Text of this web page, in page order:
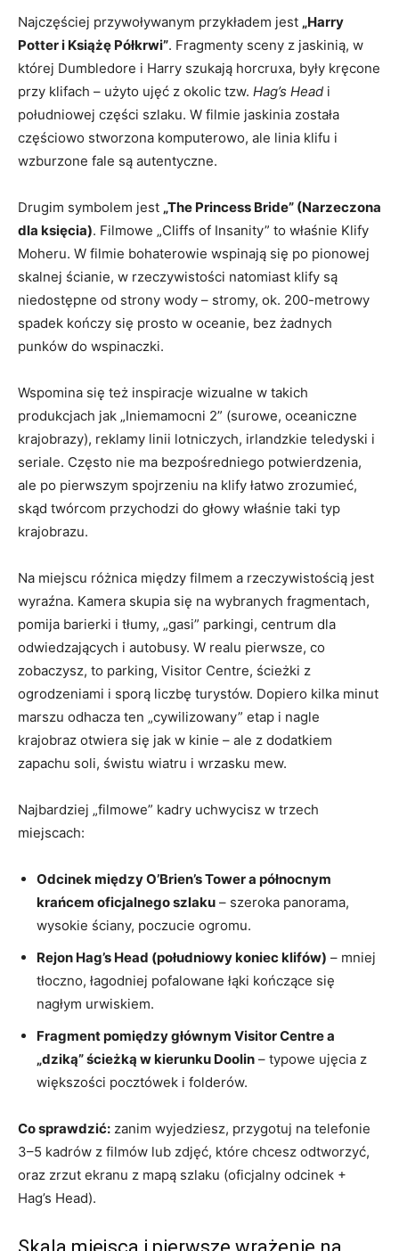
Najczęściej przywoływanym przykładem jest „Harry
Potter i Książę Półkrwi”. Fragmenty sceny z jaskinią, w
której Dumbledore i Harry szukają horcruxa, były kręcone
przy klifach – użyto ujęć z okolic tzw. Hag’s Head i
południowej części szlaku. W filmie jaskinia została
częściowo stworzona komputerowo, ale linia klifu i
wzburzone fale są autentyczne.
Drugim symbolem jest „The Princess Bride” (Narzeczona
dla księcia). Filmowe „Cliffs of Insanity” to właśnie Klify
Moheru. W filmie bohaterowie wspinają się po pionowej
skalnej ścianie, w rzeczywistości natomiast klify są
niedostępne od strony wody – stromy, ok. 200-metrowy
spadek kończy się prosto w oceanie, bez żadnych
punków do wspinaczki.
Wspomina się też inspiracje wizualne w takich
produkcjach jak „Iniemamocni 2” (surowe, oceaniczne
krajobrazy), reklamy linii lotniczych, irlandzkie teledyski i
seriale. Często nie ma bezpośredniego potwierdzenia,
ale po pierwszym spojrzeniu na klify łatwo zrozumieć,
skąd twórcom przychodzi do głowy właśnie taki typ
krajobrazu.
Na miejscu różnica między filmem a rzeczywistością jest
wyraźna. Kamera skupia się na wybranych fragmentach,
pomija barierki i tłumy, „gasi” parkingi, centrum dla
odwiedzających i autobusy. W realu pierwsze, co
zobaczysz, to parking, Visitor Centre, ścieżki z
ogrodzeniami i sporą liczbę turystów. Dopiero kilka minut
marszu odha­cza ten „cywilizowany” etap i nagle
krajobraz otwiera się jak w kinie – ale z dodatkiem
zapachu soli, świstu wiatru i wrzasku mew.
Najbardziej „filmowe” kadry uchwycisz w trzech
miejscach:
Odcinek między O’Brien’s Tower a północnym
krańcem oficjalnego szlaku – szeroka panorama,
wysokie ściany, poczucie ogromu.
Rejon Hag’s Head (południowy koniec klifów) – mniej
tłoczno, łagodniej pofalowane łąki kończące się
nagłym urwiskiem.
Fragment pomiędzy głównym Visitor Centre a
„dziką” ścieżką w kierunku Doolin – typowe ujęcia z
większości pocztówek i folderów.
Co sprawdzić: zanim wyjedziesz, przygotuj na telefonie
3–5 kadrów z filmów lub zdjęć, które chcesz odtworzyć,
oraz zrzut ekranu z mapą szlaku (oficjalny odcinek +
Hag’s Head).